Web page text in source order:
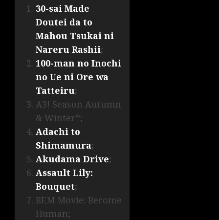
30-sai Made
Doutei da to
Mahou Tsukai ni
Nareru Rashii;
100-man no Inochi
no Ue ni Ore wa
Tatteiru;
A3! Season Autumn
& Winter*;
Adachi to
Shimamura;
Akudama Drive;
Assault Lily:
Bouquet;
BEM Movie: Become
Human;